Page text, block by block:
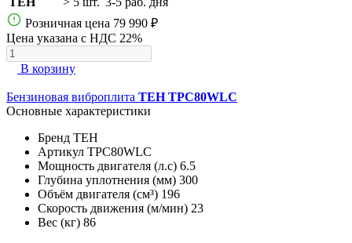
Розничная цена 79 990 ₽
Цена указана с НДС 22%
В корзину
Бензиновая виброплита TEH TPC80WLC
Основные характеристики
Бренд TEH
Артикул TPC80WLC
Мощность двигателя (л.с) 6.5
Глубина уплотнения (мм) 300
Объём двигателя (см³) 196
Скорость движения (м/мин) 23
Вес (кг) 86